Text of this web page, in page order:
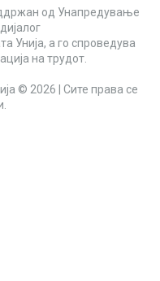
од Унапредување
Унија, а го спроведува
на трудот.
© 2026 | Сите права се